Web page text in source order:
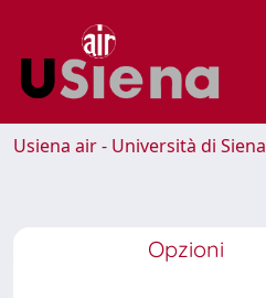
Usiena air - Università di Siena
Opzioni